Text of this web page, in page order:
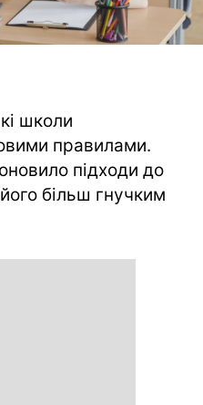
школи
правилами.
підходи до
більш гнучким